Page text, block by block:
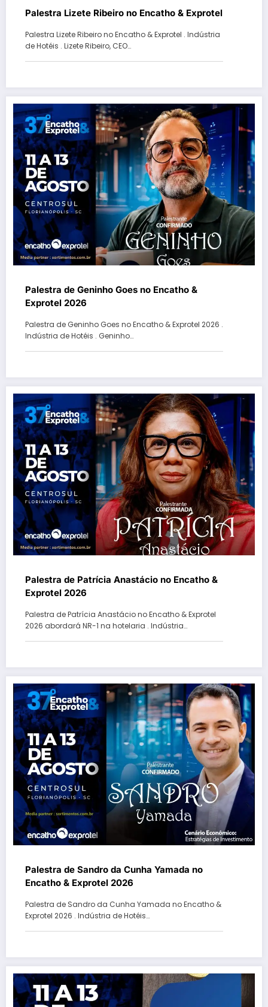
Palestra Lizete Ribeiro no Encatho & Exprotel
Palestra Lizete Ribeiro no Encatho & Exprotel . Indústria
de Hotéis . Lizete Ribeiro, CEO…
Palestra de Geninho Goes no Encatho &
Exprotel 2026
Palestra de Geninho Goes no Encatho & Exprotel 2026 .
Indústria de Hotéis . Geninho…
Palestra de Patrícia Anastácio no Encatho &
Exprotel 2026
Palestra de Patrícia Anastácio no Encatho & Exprotel
2026 abordará NR-1 na hotelaria . Indústria…
Palestra de Sandro da Cunha Yamada no
Encatho & Exprotel 2026
Palestra de Sandro da Cunha Yamada no Encatho &
Exprotel 2026 . Indústria de Hotéis…